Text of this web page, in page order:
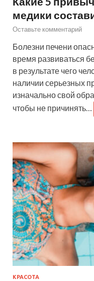
медики
Оставьте комментарий
Болезни печени
время развиваться
в результате чего
наличии серьезных
изначально свой
чтобы не причинять…
КРАСОТА